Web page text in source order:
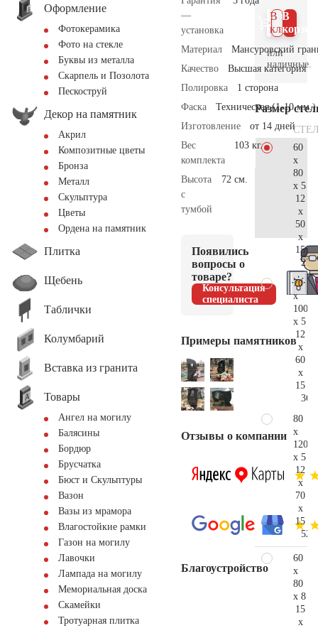
Оформление
Фотокерамика
Фото на стекле
Буквы из металла
Скарпель и Позолота
Пескоструй
Декор на памятник
Акрил
Композитные цветы
Бронза
Металл
Скульптура
Цветы
Ордена на памятник
Плитка
Щебень
Таблички
Колумбарий
Вставка из гранита
Товары
Ангел на могилу
Балясины
Бордюр
Брусчатка
Бюст и Скульптуры
Вазон
Вазы из мрамора
Влагостойкие рамки
Газон на могилу
Лавочки
Лампада на могилу
Мемориальная доска
Скамейки
Тротуарная плитка
—
установка
Материал
Мансуровский
Качество
Высшая категория
Полировка
1 сторона
Фаска
Техническая (1-10 мм.)
Изготовление
от 14 дней
Вес
комплекта
103 кг.
Высота
с
тумбой
72 см.
Появились
вопросы о
товаре?
Консультация
специалиста
Примеры памятников
Отзывы о компании
Благоустройство
В
В 1
клик
или
наличные.
Размер
60
x
80
x 5
12
x
50
x
15
70
x
100
x 5
12
x
60
x
15
80
x
120
x 5
12
x
70
x
15
60
x
80
x 8
15
x